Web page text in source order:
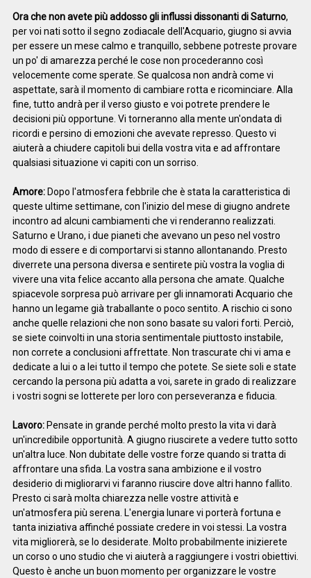
Ora che non avete più addosso gli influssi dissonanti di Saturno,
per voi nati sotto il segno zodiacale dell'Acquario, giugno si avvia
per essere un mese calmo e tranquillo, sebbene potreste provare
un po' di amarezza perché le cose non procederanno così
velocemente come sperate. Se qualcosa non andrà come vi
aspettate, sarà il momento di cambiare rotta e ricominciare. Alla
fine, tutto andrà per il verso giusto e voi potrete prendere le
decisioni più opportune. Vi torneranno alla mente un'ondata di
ricordi e persino di emozioni che avevate represso. Questo vi
aiuterà a chiudere capitoli bui della vostra vita e ad affrontare
qualsiasi situazione vi capiti con un sorriso.
Amore:Dopo l'atmosfera febbrile che è stata la caratteristica di
queste ultime settimane, con l'inizio del mese di giugno andrete
incontro ad alcuni cambiamenti che vi renderanno realizzati.
Saturno e Urano, i due pianeti che avevano un peso nel vostro
modo di essere e di comportarvi si stanno allontanando. Presto
diverrete una persona diversa e sentirete più vostra la voglia di
vivere una vita felice accanto alla persona che amate. Qualche
spiacevole sorpresa può arrivare per gli innamorati Acquario che
hanno un legame già traballante o poco sentito. A rischio ci sono
anche quelle relazioni che non sono basate su valori forti. Perciò,
se siete coinvolti in una storia sentimentale piuttosto instabile,
non correte a conclusioni affrettate. Non trascurate chi vi ama e
dedicate a lui o a lei tutto il tempo che potete. Se siete soli e state
cercando la persona più adatta a voi, sarete in grado di realizzare
i vostri sogni se lotterete per loro con perseveranza e fiducia.
Lavoro:Pensate in grande perché molto presto la vita vi darà
un'incredibile opportunità. A giugno riuscirete a vedere tutto sotto
un'altra luce. Non dubitate delle vostre forze quando si tratta di
affrontare una sfida. La vostra sana ambizione e il vostro
desiderio di migliorarvi vi faranno riuscire dove altri hanno fallito.
Presto ci sarà molta chiarezza nelle vostre attività e
un'atmosfera più serena. L'energia lunare vi porterà fortuna e
tanta iniziativa affinché possiate credere in voi stessi. La vostra
vita migliorerà, se lo desiderate. Molto probabilmente inizierete
un corso o uno studio che vi aiuterà a raggiungere i vostri obiettivi.
Questo è anche un buon momento per organizzare le vostre